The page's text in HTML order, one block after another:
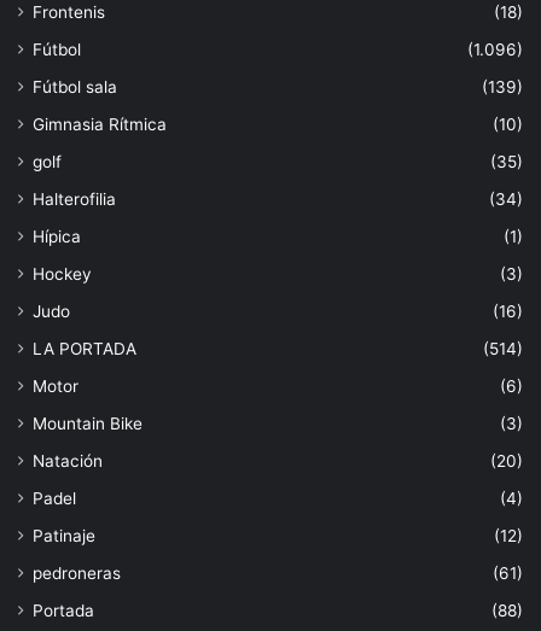
Frontenis
(18)
Fútbol
(1.096)
Fútbol sala
(139)
Gimnasia Rítmica
(10)
golf
(35)
Halterofilia
(34)
Hípica
(1)
Hockey
(3)
Judo
(16)
LA PORTADA
(514)
Motor
(6)
Mountain Bike
(3)
Natación
(20)
Padel
(4)
Patinaje
(12)
pedroneras
(61)
Portada
(88)